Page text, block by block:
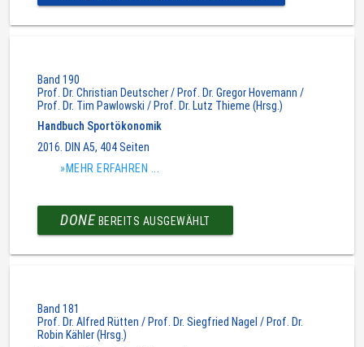
Band 190
Prof. Dr. Christian Deutscher / Prof. Dr. Gregor Hovemann /
Prof. Dr. Tim Pawlowski / Prof. Dr. Lutz Thieme (Hrsg.)
Handbuch Sportökonomik
2016. DIN A5, 404 Seiten
»MEHR ERFAHREN ...
DONE BEREITS AUSGEWÄHLT
Band 181
Prof. Dr. Alfred Rütten / Prof. Dr. Siegfried Nagel / Prof. Dr.
Robin Kähler (Hrsg.)